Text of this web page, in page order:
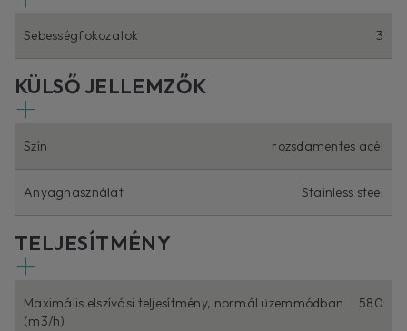
Sebességfokozatok 3
KÜLSŐ JELLEMZŐK
Szín rozsdamentes acél
Anyaghasználat Stainless steel
TELJESÍTMÉNY
Maximális elszívási teljesítmény, normál üzemmódban
(m3/h)
580